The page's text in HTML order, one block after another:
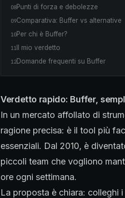
08Punti di forza e debolezze
09Comparativa: Buffer vs alternative
10Per chi è Buffer?
11 Il mio verdetto
12Domande frequenti su Buffer
Verdetto rapido: Buffer,
In un mercato affollato di
ragione precisa: è il tool più
essenziali. Dal 2010, è
piccoli team che vogliono
ore ogni settimana.
La proposta è chiara: colleghi